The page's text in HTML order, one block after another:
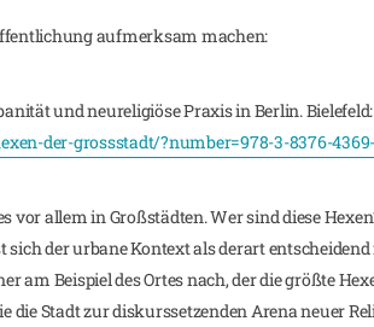
aufmerksam machen:
und neureligiöse Praxis in Berlin.
der-grossstadt/?number=978-3-8376-
vor allem in Großstädten. Wer sind diese
der urbane Kontext als derart
am Beispiel des Ortes nach, der die größte
die Stadt zur diskurssetzenden Arena neuer